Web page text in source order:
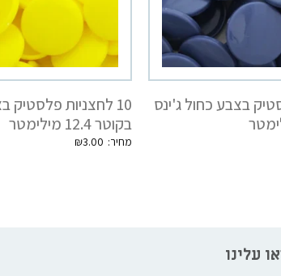
בצבע כחול ג'ינס
10 לחצניות
בקוטר 12.4 מילימטר
₪3.00
עלינו